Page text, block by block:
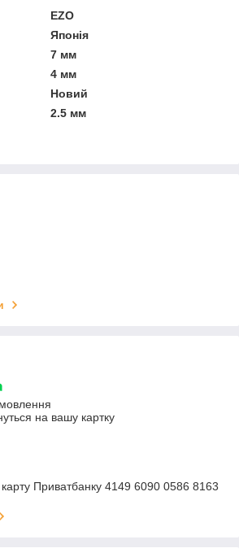
EZO
Японія
7 мм
4 мм
Новий
2.5 мм
на вашу картку
Приватбанку 4149 6090 0586 8163